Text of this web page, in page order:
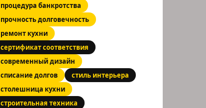
процедура банкротства
прочность долговечность
ремонт кухни
сертификат соответствия
современный дизайн
списание долгов
стиль интерьера
столешница кухни
строительная техника